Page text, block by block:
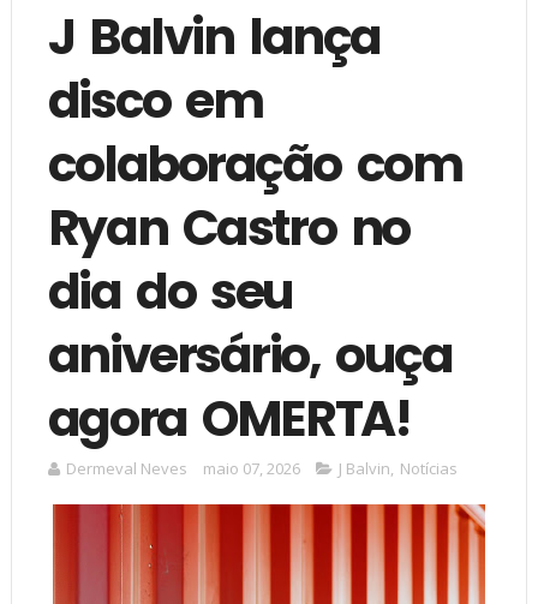
J Balvin lança
disco em
colaboração com
Ryan Castro no
dia do seu
aniversário, ouça
agora OMERTA!
Dermeval Neves maio 07, 2026 J Balvin, Notícias